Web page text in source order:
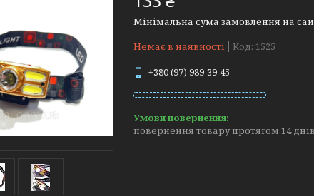
Мінімальна сума замовлення на
Немає в наявності
Код: 1525
+380 (97) 989-39-45
повернення товару протягом 14 днів